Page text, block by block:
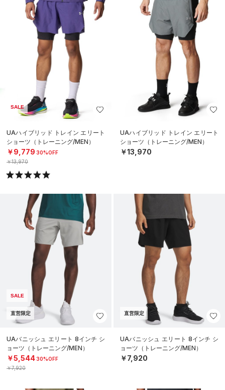
SALE
UAハイブリッド トレイン エリート
ショーツ（トレーニング/MEN）
￥9,779 30%OFF
￥13,970
UAハイブリッド トレイン エリート
ショーツ（トレーニング/MEN）
￥13,970
SALE
直営限定
UAバニッシュ エリート 8インチ シ
ョーツ（トレーニング/MEN）
￥5,54430%OFF
￥7,920
直営限定
UAバニッシュ エリート 8インチ シ
ョーツ（トレーニング/MEN）
￥7,920